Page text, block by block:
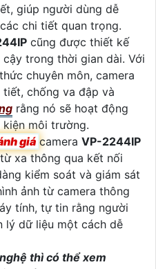
giúp người dùng dễ
chi tiết quan trọng.
cũng được thiết kế
trong thời gian dài. Với
chuyên môn, camera
chống va đập và
rằng nó sẽ hoạt động
môi trường.
giá camera VP-2244IP
xa thông qua kết nối
kiểm soát và giám sát
ảnh từ camera thông
tính, tự tin rằng người
lý dữ liệu một cách dễ
thì có thể xem